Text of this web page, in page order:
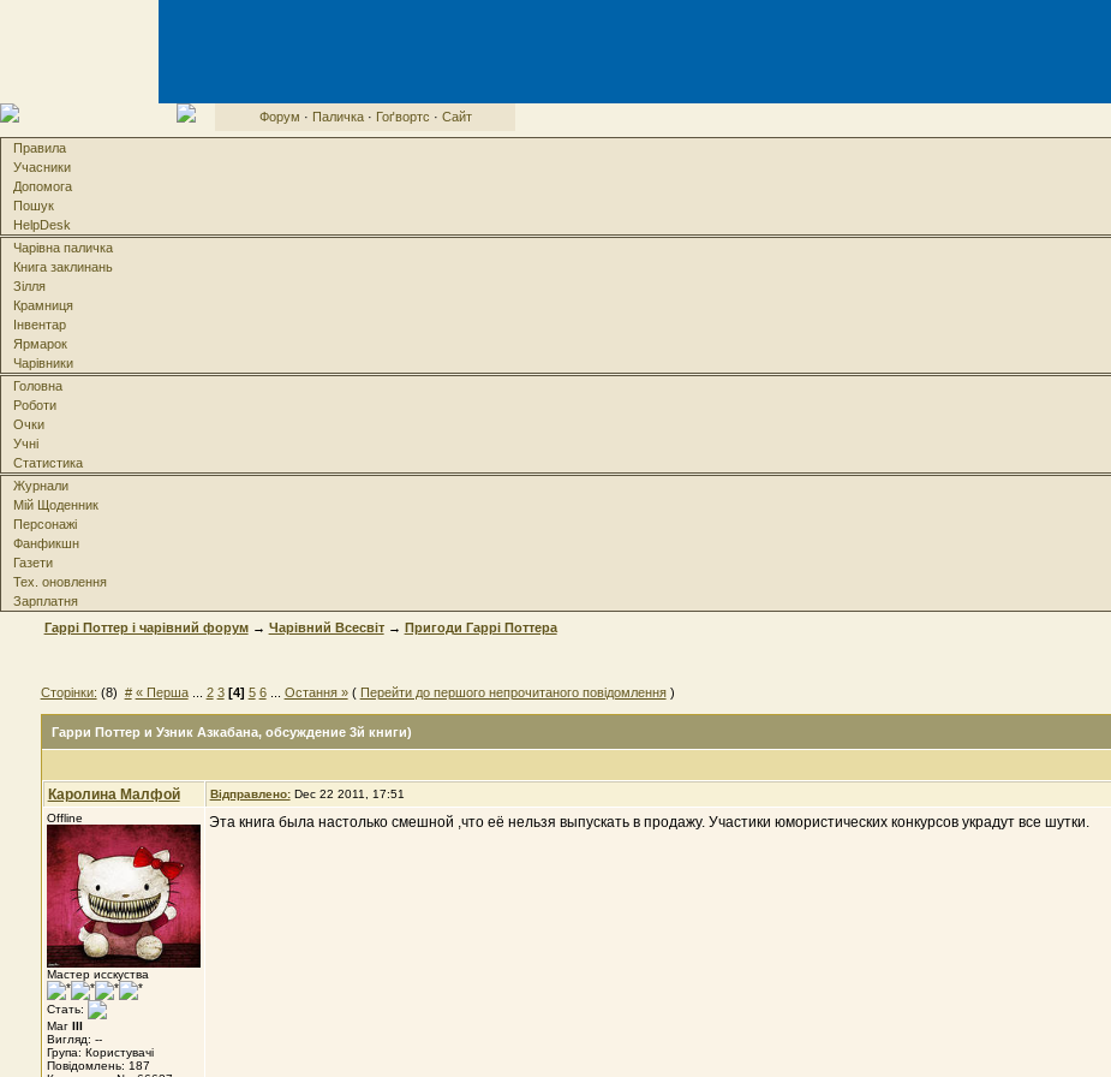
Форум · Паличка· Гоґвортс · Сайт
Правила
Учасники
Допомога
Пошук
HelpDesk
Чарівна паличка
Книга заклинань
Зілля
Крамниця
Інвентар
Ярмарок
Чарівники
Головна
Роботи
Очки
Учні
Статистика
Журнали
Мій Щоденник
Персонажі
Фанфикшн
Газети
Тех. оновлення
Зарплатня
Гаррі Поттер і чарівний форум→ Чарівний Всесвіт→ Пригоди Гаррі Поттера
Сторінки: (8) # « Перша... 2 3 [4] 5 6... Остання »( Перейти до першого непрочитаного повідомлення)
Гарри Поттер и Узник Азкабана, обсуждение 3й книги)
Каролина Малфой Відправлено: Dec 22 2011, 17:51
Offline
Мастер исскуства
Стать:
Маг III
Вигляд: --
Група: Користувачі
Повідомлень: 187
Эта книга была настолько смешной ,что её нельзя выпускать в продажу. Участики юмористических конкурсов украдут все шутки.